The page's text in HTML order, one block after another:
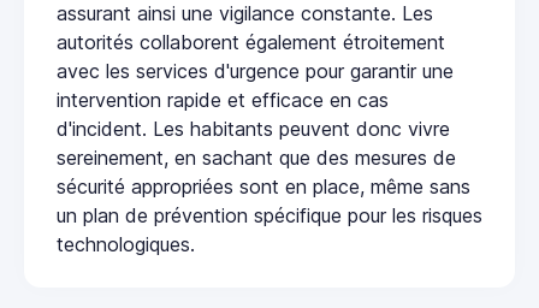
assurant ainsi une vigilance constante. Les
autorités collaborent également étroitement
avec les services d'urgence pour garantir une
intervention rapide et efficace en cas
d'incident. Les habitants peuvent donc vivre
sereinement, en sachant que des mesures de
sécurité appropriées sont en place, même sans
un plan de prévention spécifique pour les risques
technologiques.